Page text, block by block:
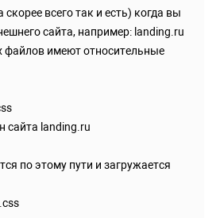
всего так и есть) когда вы
сайта, например: landing.ru
файлов имеют относительные
сайта landing.ru
по этому пути и загружается